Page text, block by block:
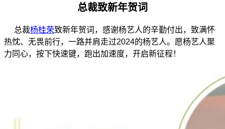
总裁致新年贺词
总裁杨桂荣致新年贺词，感谢杨艺人的辛勤付出，致满怀
热忱、无畏前行，一路并肩走过2024的杨艺人。愿杨艺人聚
力同心，按下快速键，跑出加速度，开启新征程！